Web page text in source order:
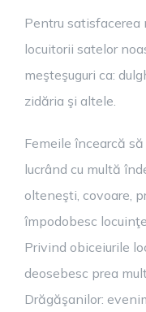
Pentru satisfacerea
locuitorii satelor
meşteşuguri ca:
zidăria şi altele.
Femeile încearcă
lucrând cu multă
olteneşti, covoare,
împodobesc
Privind obiceiurile
deosebesc prea
Drăgăşanilor: